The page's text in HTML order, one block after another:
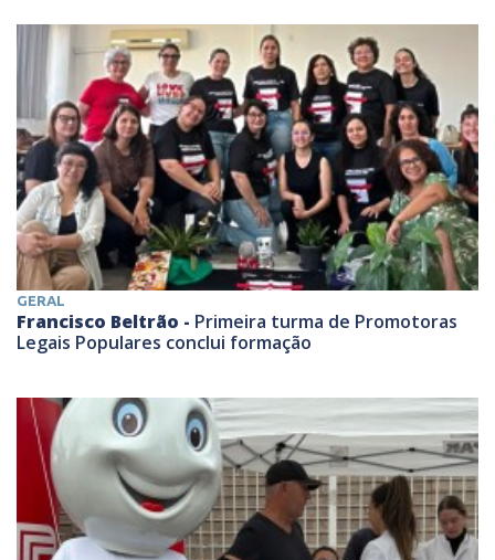
GERAL
Francisco Beltrão - Primeira turma de Promotoras
Legais Populares conclui formação